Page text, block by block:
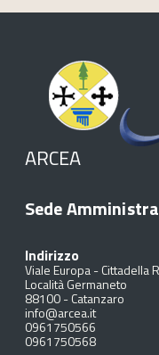
ARCEA
Sede
Indirizzo
Viale Europa - Cittadella
Località Germaneto
88100-Catanzaro
info@arcea.it
0961750566
0961750568